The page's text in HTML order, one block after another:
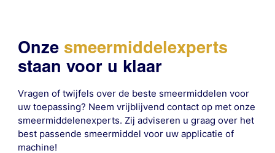
Onze smeermiddelexperts
staan voor u klaar
Vragen of twijfels over de beste smeermiddelen voor
uw toepassing? Neem vrijblijvend contact op met onze
smeermiddelenexperts. Zij adviseren u graag over het
best passende smeermiddel voor uw applicatie of
machine!